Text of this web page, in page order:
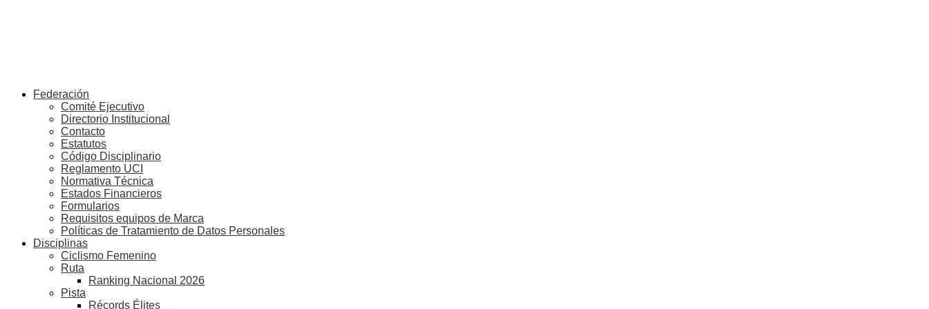
Federación
Comité Ejecutivo
Directorio Institucional
Contacto
Estatutos
Código Disciplinario
Reglamento UCI
Normativa Técnica
Estados Financieros
Formularios
Requisitos equipos de Marca
Políticas de Tratamiento de Datos Personales
Disciplinas
Ciclismo Femenino
Ruta
Ranking Nacional 2026
Pista
Récords Élites